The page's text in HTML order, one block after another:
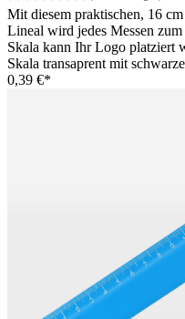
Mit diesem praktischen, 16
Lineal wird jedes Messen
Skala kann Ihr Logo platziert
Skala transaprent mit
0,39 €*